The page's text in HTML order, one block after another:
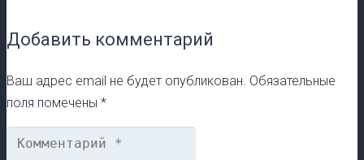
Добавить комментарий
Ваш адрес email не будет опубликован. Обязательные
поля помечены *